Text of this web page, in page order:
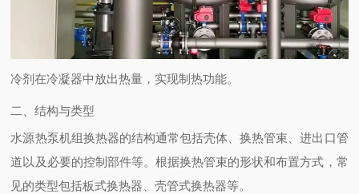
冷剂在冷凝器中放出热量，实现制热功能。
二、结构与类型
水源热泵机组换热器的结构通常包括壳体、换热管束、进出口管
道以及必要的控制部件等。根据换热管束的形状和布置方式，常
见的类型包括板式换热器、壳管式换热器等。